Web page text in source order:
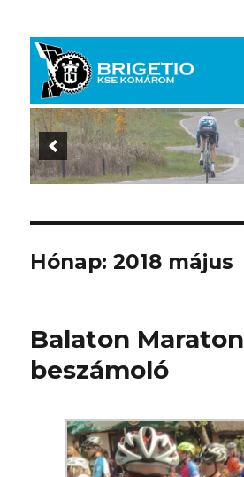
Brigetio KSE
Hónap:2018 május
Balaton Maraton
beszámoló